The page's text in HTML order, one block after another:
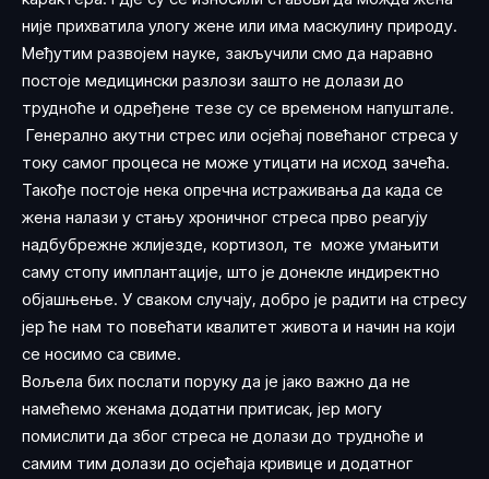
није прихватила улогу жене или има маскулину природу.
Међутим развојем науке, закључили смо да наравно
постоје медицински разлози зашто не долази до
трудноће и одређене тезе су се временом напуштале.
Генерално акутни стрес или осјећај повећаног стреса у
току самог процеса не може утицати на исход зачећа.
Такође постоје нека опречна истраживања да када се
жена налази у стању хроничног стреса прво реагују
надбубрежне жлијезде, кортизол, те може умањити
саму стопу имплантације, што је донекле индиректно
објашњење. У сваком случају, добро је радити на стресу
јер ће нам то повећати квалитет живота и начин на који
се носимо са свиме.
Вољела бих послати поруку да је јако важно да не
намећемо женама додатни притисак, јер могу
помислити да због стреса не долази до трудноће и
самим тим долази до осјећаја кривице и додатног